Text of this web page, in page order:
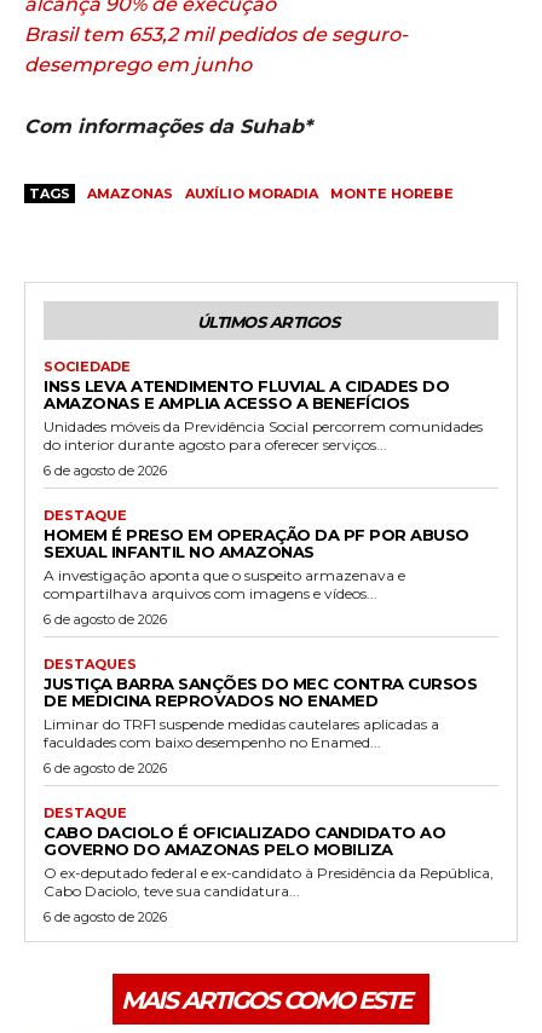
alcança 90% de execução
Brasil tem 653,2 mil pedidos de seguro-
desemprego em junho
Com informações da Suhab*
TAGS AMAZONAS AUXÍLIO MORADIA MONTE HOREBE
ÚLTIMOS ARTIGOS
SOCIEDADE
INSS LEVA ATENDIMENTO FLUVIAL A CIDADES DO
AMAZONAS E AMPLIA ACESSO A BENEFÍCIOS
Unidades móveis da Previdência Social percorrem comunidades
do interior durante agosto para oferecer serviços...
6 de agosto de 2026
DESTAQUE
HOMEM É PRESO EM OPERAÇÃO DA PF POR ABUSO
SEXUAL INFANTIL NO AMAZONAS
A investigação aponta que o suspeito armazenava e
compartilhava arquivos com imagens e vídeos...
6 de agosto de 2026
DESTAQUES
JUSTIÇA BARRA SANÇÕES DO MEC CONTRA CURSOS
DE MEDICINA REPROVADOS NO ENAMED
Liminar do TRF1 suspende medidas cautelares aplicadas a
faculdades com baixo desempenho no Enamed...
6 de agosto de 2026
DESTAQUE
CABO DACIOLO É OFICIALIZADO CANDIDATO AO
GOVERNO DO AMAZONAS PELO MOBILIZA
O ex-deputado federal e ex-candidato à Presidência da República,
Cabo Daciolo, teve sua candidatura...
6 de agosto de 2026
MAIS ARTIGOS COMO ESTE